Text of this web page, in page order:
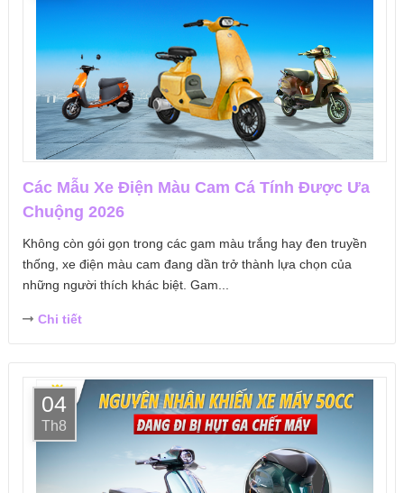
Các Mẫu Xe Điện Màu Cam Cá Tính Được Ưa
Chuộng 2026
Không còn gói gọn trong các gam màu trắng hay đen truyền
thống, xe điện màu cam đang dần trở thành lựa chọn của
những người thích khác biệt. Gam...
Chi tiết
04
Th8